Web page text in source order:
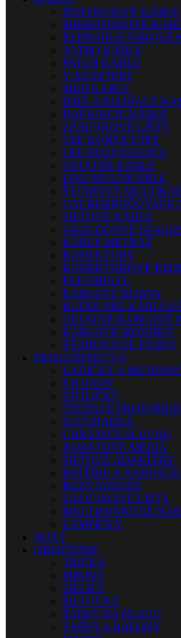
NÁSTROJOVÉ KÁBLE
MIKROFÓNOVÉ
REPRODUKTOROVÉ
AUDIO KÁBLE
PATCH KÁBLE
Y ADAPTÉRY
MIDI KÁBLE
DMX A RIADIACE
NAPÁJACIE KÁBLE
ZÁSUVKOVÉ LIŠTY
CEE KONEKTORY
CEE ROZVÁDZAČE
OSTATNÉ KÁBLE
LIVE MULTIKÁBLE
ŠTÚDIOVÉ
CAT ROZBOČOVAČE
SIEŤOVÉ KÁBLE
ANALÓGOVÉ
KÁBLE METRÁŽ
KONEKTORY
KONEKTOROVÉ
PATCHBAYE
KÁBLOVÉ BUBNY
KUFRE PRE
OSTATNÉ KÁBLOVÉ
KÁBLOVÉ MOSTÍKY
SŤAHOVACIE PÁSKY
PRÍSLUŠENSTVO
LADIČKY A
STOJANY
STOLIČKY
ČISTIACE
SLÚCHADLÁ
CHRÁNIČE SLUCHU
PAMÄŤOVÉ MÉDIÁ
SIEŤOVÉ ADAPTÉRY
BATÉRIE A
ROZVÁDZAČE
ZÁSUVKOVÉ LIŠTY
MULTIFUNKČNÉ
LAMPIČKY
NOTY
OBLEČENIE
TRIČKÁ
MIKINY
TIELKA
ŠILTOVKY
ŠATKY NA HLAVU
TAŠKY A BATOHY